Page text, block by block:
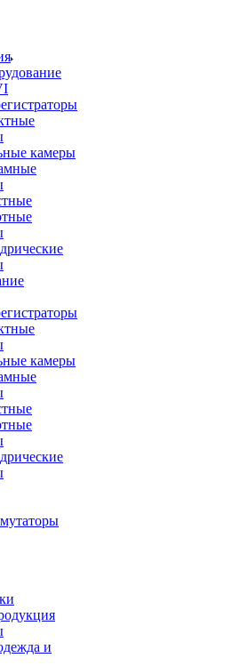
камеры
камеры
и